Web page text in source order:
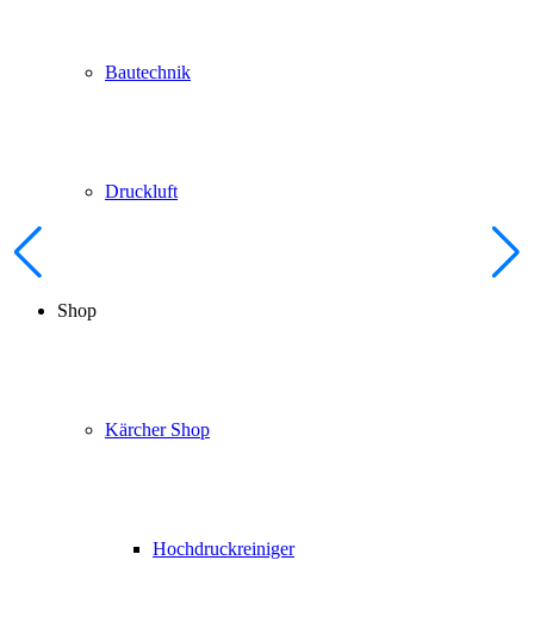
Bautechnik
Druckluft
Shop
Kärcher Shop
Hochdruckreiniger